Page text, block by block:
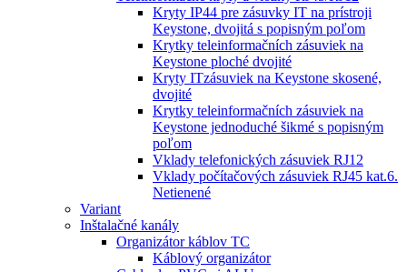
Kryty IP44 pre zásuvky IT na prístroji
Keystone, dvojitá s popisným poľom
Krytky teleinformačních zásuviek na
Keystone ploché dvojité
Kryty ITzásuviek na Keystone skosené,
dvojité
Krytky teleinformačních zásuviek na
Keystone jednoduché šikmé s popisným
poľom
Vklady telefonických zásuviek RJ12
Vklady počítačových zásuviek RJ45 kat.6.
Netienené
Variant
Inštalačné kanály
Organizátor káblov TC
Káblový organizátor